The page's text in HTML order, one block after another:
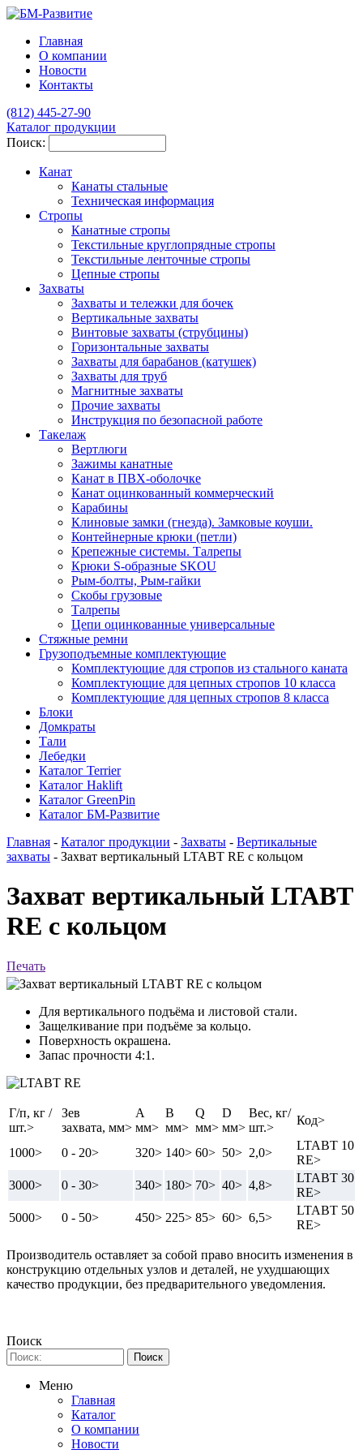
Главная
О компании
Новости
Контакты
(812) 445-27-90
Каталог продукции
Поиск:
Канат
Канаты стальные
Техническая информация
Стропы
Канатные стропы
Текстильные круглопрядные стропы
Текстильные ленточные стропы
Цепные стропы
Захваты
Захваты и тележки для бочек
Вертикальные захваты
Винтовые захваты (струбцины)
Горизонтальные захваты
Захваты для барабанов (катушек)
Захваты для труб
Магнитные захваты
Прочие захваты
Инструкция по безопасной работе
Такелаж
Вертлюги
Зажимы канатные
Канат в ПВХ-оболочке
Канат оцинкованный коммерческий
Карабины
Клиновые замки (гнезда). Замковые коуши.
Контейнерные крюки (петли)
Крепежные системы. Талрепы
Крюки S-образные SKOU
Рым-болты, Рым-гайки
Скобы грузовые
Талрепы
Цепи оцинкованные универсальные
Стяжные ремни
Грузоподъемные комплектующие
Комплектующие для стропов из стального каната
Комплектующие для цепных стропов 10 класса
Комплектующие для цепных стропов 8 класса
Блоки
Домкраты
Тали
Лебедки
Каталог Terrier
Каталог Haklift
Каталог GreenPin
Каталог БМ-Развитие
Главная - Каталог продукции - Захваты - Вертикальные
захваты - Захват вертикальный LTABT RE с кольцом
Захват вертикальный LTABT
RE с кольцом
Печать
Для вертикального подъёма и листовой стали.
Защелкивание при подъёме за кольцо.
Поверхность окрашена.
Запас прочности 4:1.
Г/п, кг /
шт.>
Зев
захвата, мм>
A
мм>
B
мм>
Q
мм>
D
мм>
Вес, кг/
шт.>
Код>
1000> 0 - 20> 320> 140> 60> 50> 2,0>
LTABT 10
RE>
3000>
0 - 30> 340> 180> 70> 40> 4,8>
LTABT 30
RE>
5000>
0 - 50> 450> 225> 85> 60> 6,5>
LTABT 50
RE>
Производитель оставляет за собой право вносить изменения в
конструкцию отдельных узлов и деталей, не ухудшающих
качество продукции, без предварительного уведомления.
Поиск
Меню
Главная
Каталог
О компании
Новости